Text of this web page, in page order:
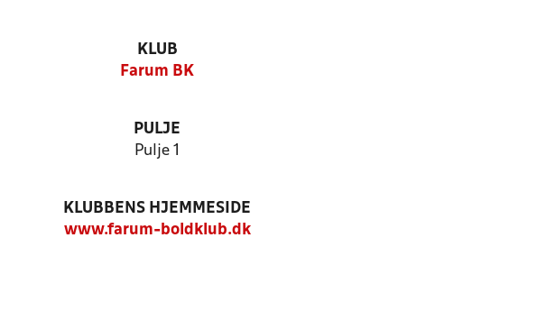
KLUB
Farum BK
PULJE
Pulje 1
KLUBBENS HJEMMESIDE
www.farum-boldklub.dk